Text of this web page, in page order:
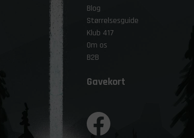
Blog
Størrelsesguide
Klub 417
Om os
B2B
Gavekort